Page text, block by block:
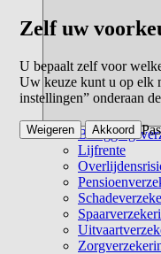
Lijfrente
Zelf uw
U bepaalt zelf voor
Uw keuze kunt u op elk
instellingen” onderaan
Weigeren Akkoord